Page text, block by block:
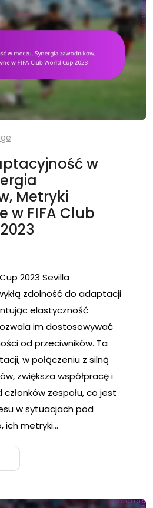
w
Metryki
w FIFA Club
2023 Sevilla
zdolność do adaptacji
elastyczność
im dostosowywać
od przeciwników. Ta
w połączeniu z silną
zwiększa współpracę i
zespołu, co jest
w sytuacjach pod
ich metryki…